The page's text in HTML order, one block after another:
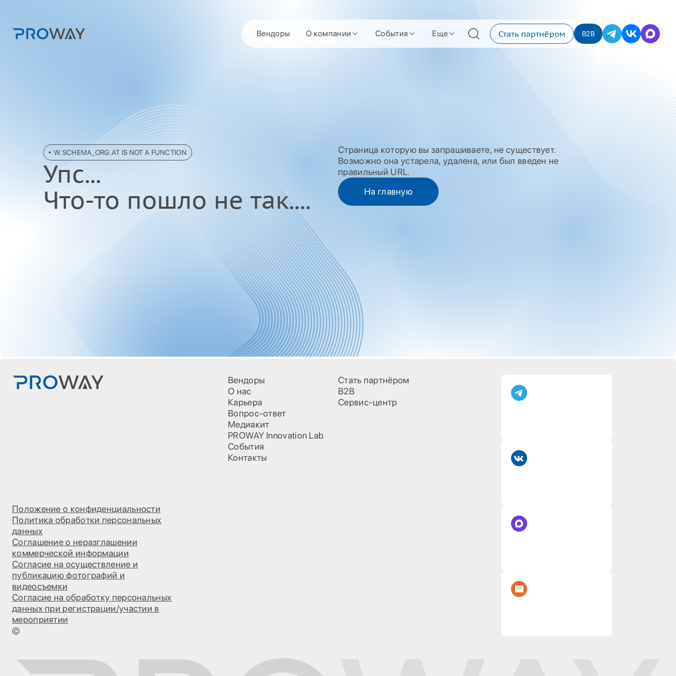
Вендоры О компании События Еще Стать партнёром B2B
W.SCHEMA_ORG.AT IS NOT A FUNCTION
Упc...
Что-то пошло не так....
Страница которую вы запрашиваете, не существует.
Возможно она устарела, удалена, или был введен не
правильный URL.
На главную
Положение о конфиденциальности
Политика обработки персональных
данных
Соглашение о неразглашении
коммерческой информации
Согласие на осуществление и
публикацию фотографий и
видеосъемки
Согласие на обработку персональных
данных при регистрации/участии в
мероприятии
©
Вендоры
О нас
Карьера
Вопрос-ответ
Медиакит
PROWAY Innovation Lab
События
Контакты
Стать партнёром
B2B
Сервис-центр